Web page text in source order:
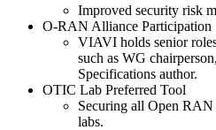
Improved security risk
O-RAN Alliance Participation
VIAVI holds senior
such as WG
Specifications author.
OTIC Lab Preferred Tool
Securing all Open
labs.